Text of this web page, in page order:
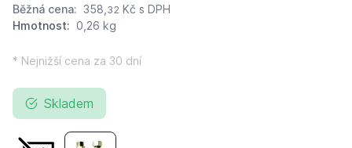
Běžná cena: 358, 32 Kč s DPH
Hmotnost: 0,26 kg
* Nejnižší cena za 30 dní
Skladem